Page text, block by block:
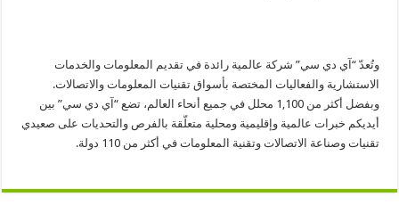
وتُعدّ “آي دي سي” شركة عالمية رائدة في تقديم المعلومات والخدمات
الاستشارية والفعاليات المختصة بأسواق تقنيات المعلومات والاتصالات.
وبفضل أكثر من 1,100 محلل في جميع أنحاء العالم، تضع “آي دي سي” بين
أيديكم خبرات عالمية وإقليمية ومحلية متعلّقة بالفرص والتحديات على صعيدي
تقنيات وصناعة الاتصالات وتقنية المعلومات في أكثر من 110 دولة.